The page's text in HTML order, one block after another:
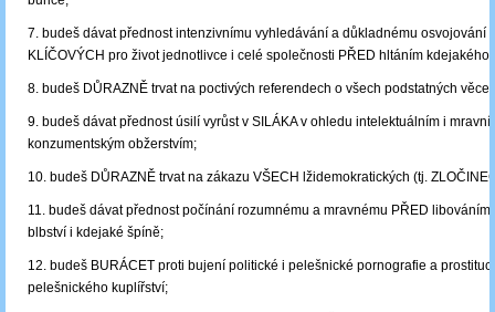
7. budeš dávat přednost intenzivnímu vyhledávání a důkladnému osvojování
KLÍČOVÝCH pro život jednotlivce i celé společnosti PŘED hltáním kdejakého
8. budeš DŮRAZNĚ trvat na poctivých referendech o všech podstatných
9. budeš dávat přednost úsilí vyrůst v SILÁKA v ohledu intelektuálním i
konzumentským obžerstvím;
10. budeš DŮRAZNĚ trvat na zákazu VŠECH lžidemokratických (tj.
11. budeš dávat přednost počínání rozumnému a mravnému PŘED libováním
blbství i kdejaké špíně;
12. budeš BURÁCET proti bujení politické i pelešnické pornografie a
pelešnického kuplířství;